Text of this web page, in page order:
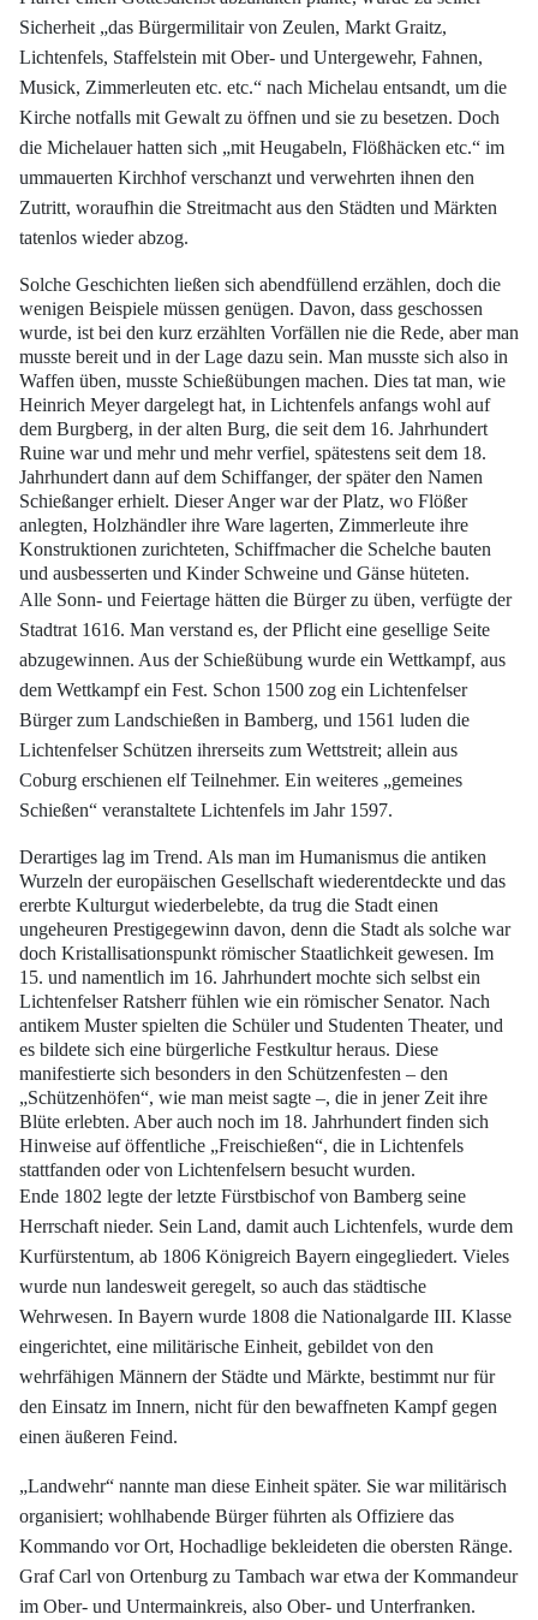
Sicherheit „das Bürgermilitair von Zeulen, Markt Graitz,
Lichtenfels, Staffelstein mit Ober- und Untergewehr, Fahnen,
Musick, Zimmerleuten etc. etc.“ nach Michelau entsandt, um die
Kirche notfalls mit Gewalt zu öffnen und sie zu besetzen. Doch
die Michelauer hatten sich „mit Heugabeln, Flößhäcken etc.“ im
ummauerten Kirchhof verschanzt und verwehrten ihnen den
Zutritt, woraufhin die Streitmacht aus den Städten und Märkten
tatenlos wieder abzog.
Solche Geschichten ließen sich abendfüllend erzählen, doch die
wenigen Beispiele müssen genügen. Davon, dass geschossen
wurde, ist bei den kurz erzählten Vorfällen nie die Rede, aber man
musste bereit und in der Lage dazu sein. Man musste sich also in
Waffen üben, musste Schießübungen machen. Dies tat man, wie
Heinrich Meyer dargelegt hat, in Lichtenfels anfangs wohl auf
dem Burgberg, in der alten Burg, die seit dem 16. Jahrhundert
Ruine war und mehr und mehr verfiel, spätestens seit dem 18.
Jahrhundert dann auf dem Schiffanger, der später den Namen
Schießanger erhielt. Dieser Anger war der Platz, wo Flößer
anlegten, Holzhändler ihre Ware lagerten, Zimmerleute ihre
Konstruktionen zurichteten, Schiffmacher die Schelche bauten
und ausbesserten und Kinder Schweine und Gänse hüteten.
Alle Sonn- und Feiertage hätten die Bürger zu üben, verfügte der
Stadtrat 1616. Man verstand es, der Pflicht eine gesellige Seite
abzugewinnen. Aus der Schießübung wurde ein Wettkampf, aus
dem Wettkampf ein Fest. Schon 1500 zog ein Lichtenfelser
Bürger zum Landschießen in Bamberg, und 1561 luden die
Lichtenfelser Schützen ihrerseits zum Wettstreit; allein aus
Coburg erschienen elf Teilnehmer. Ein weiteres „gemeines
Schießen“ veranstaltete Lichtenfels im Jahr 1597.
Derartiges lag im Trend. Als man im Humanismus die antiken
Wurzeln der europäischen Gesellschaft wiederentdeckte und das
ererbte Kulturgut wiederbelebte, da trug die Stadt einen
ungeheuren Prestigegewinn davon, denn die Stadt als solche war
doch Kristallisationspunkt römischer Staatlichkeit gewesen. Im
15. und namentlich im 16. Jahrhundert mochte sich selbst ein
Lichtenfelser Ratsherr fühlen wie ein römischer Senator. Nach
antikem Muster spielten die Schüler und Studenten Theater, und
es bildete sich eine bürgerliche Festkultur heraus. Diese
manifestierte sich besonders in den Schützenfesten – den
„Schützenhöfen“, wie man meist sagte –, die in jener Zeit ihre
Blüte erlebten. Aber auch noch im 18. Jahrhundert finden sich
Hinweise auf öffentliche „Freischießen“, die in Lichtenfels
stattfanden oder von Lichtenfelsern besucht wurden.
Ende 1802 legte der letzte Fürstbischof von Bamberg seine
Herrschaft nieder. Sein Land, damit auch Lichtenfels, wurde dem
Kurfürstentum, ab 1806 Königreich Bayern eingegliedert. Vieles
wurde nun landesweit geregelt, so auch das städtische
Wehrwesen. In Bayern wurde 1808 die Nationalgarde III. Klasse
eingerichtet, eine militärische Einheit, gebildet von den
wehrfähigen Männern der Städte und Märkte, bestimmt nur für
den Einsatz im Innern, nicht für den bewaffneten Kampf gegen
einen äußeren Feind.
„Landwehr“ nannte man diese Einheit später. Sie war militärisch
organisiert; wohlhabende Bürger führten als Offiziere das
Kommando vor Ort, Hochadlige bekleideten die obersten Ränge.
Graf Carl von Ortenburg zu Tambach war etwa der Kommandeur
im Ober- und Untermainkreis, also Ober- und Unterfranken.